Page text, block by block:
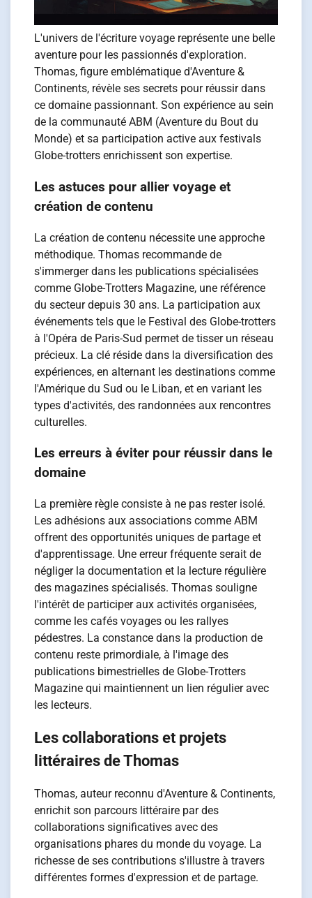
L'univers de l'écriture voyage représente une belle
aventure pour les passionnés d'exploration.
Thomas, figure emblématique d'Aventure &
Continents, révèle ses secrets pour réussir dans
ce domaine passionnant. Son expérience au sein
de la communauté ABM (Aventure du Bout du
Monde) et sa participation active aux festivals
Globe-trotters enrichissent son expertise.
Les astuces pour allier voyage et
création de contenu
La création de contenu nécessite une approche
méthodique. Thomas recommande de
s'immerger dans les publications spécialisées
comme Globe-Trotters Magazine, une référence
du secteur depuis 30 ans. La participation aux
événements tels que le Festival des Globe-trotters
à l'Opéra de Paris-Sud permet de tisser un réseau
précieux. La clé réside dans la diversification des
expériences, en alternant les destinations comme
l'Amérique du Sud ou le Liban, et en variant les
types d'activités, des randonnées aux rencontres
culturelles.
Les erreurs à éviter pour réussir dans le
domaine
La première règle consiste à ne pas rester isolé.
Les adhésions aux associations comme ABM
offrent des opportunités uniques de partage et
d'apprentissage. Une erreur fréquente serait de
négliger la documentation et la lecture régulière
des magazines spécialisés. Thomas souligne
l'intérêt de participer aux activités organisées,
comme les cafés voyages ou les rallyes
pédestres. La constance dans la production de
contenu reste primordiale, à l'image des
publications bimestrielles de Globe-Trotters
Magazine qui maintiennent un lien régulier avec
les lecteurs.
Les collaborations et projets
littéraires de Thomas
Thomas, auteur reconnu d'Aventure & Continents,
enrichit son parcours littéraire par des
collaborations significatives avec des
organisations phares du monde du voyage. La
richesse de ses contributions s'illustre à travers
différentes formes d'expression et de partage.